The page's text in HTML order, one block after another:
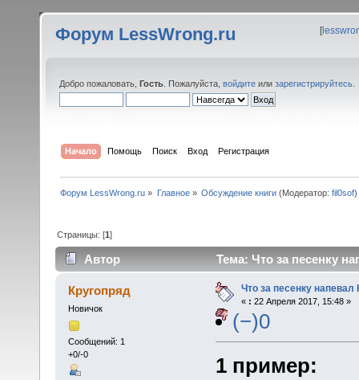
Форум LessWrong.ru [
Добро пожаловать, Гость . Пожалуйста, войдите или зарегистрируйтесь
Начало Помощь Поиск Вход Регистрация
Форум LessWrong.ru » Главное» Обсуждение книги(Модератор: fil0sof)
Страницы: [1]
Автор Тема: Что за песенку
Кругопряд
Новичок
Сообщений: 1
+0/-0
Что за песенку
« : 22 Апреля 2017, 15:48 »
(−)0
1 пример: